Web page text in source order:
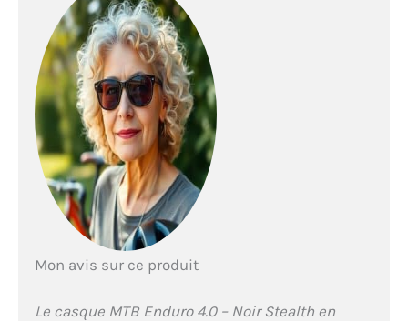
absorbtion des chocs
Ventilation via 18 canaux
Mon avis sur ce produit
Le casque MTB Enduro 4.0 – Noir Stealth en